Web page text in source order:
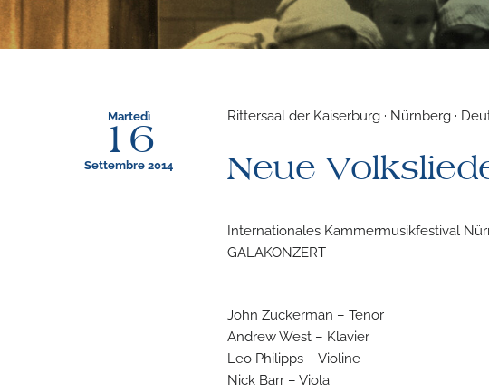
Martedì
16
Settembre 2014
Rittersaal der Kaiserburg · Nürnberg ·
Neue
Internationales Kammermusikfestival
GALAKONZERT
John Zuckerman – Tenor
Andrew West – Klavier
Leo Philipps – Violine
Nick Barr – Viola